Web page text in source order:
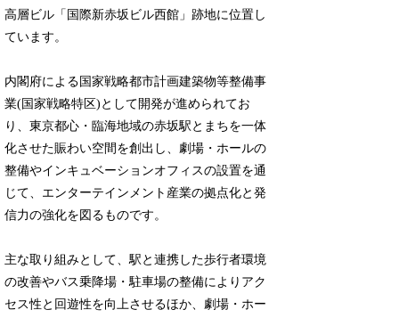
高層ビル「国際新赤坂ビル西館」跡地に位置し
ています。
内閣府による国家戦略都市計画建築物等整備事
業(国家戦略特区)として開発が進められてお
り、東京都心・臨海地域の赤坂駅とまちを一体
化させた賑わい空間を創出し、劇場・ホールの
整備やインキュベーションオフィスの設置を通
じて、エンターテインメント産業の拠点化と発
信力の強化を図るものです。
主な取り組みとして、駅と連携した歩行者環境
の改善やバス乗降場・駐車場の整備によりアク
セス性と回遊性を向上させるほか、劇場・ホー